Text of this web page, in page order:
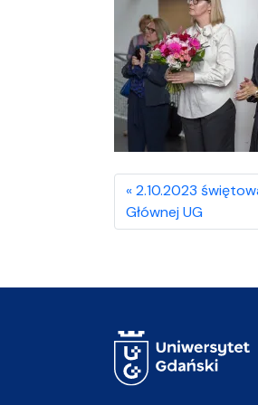
2.10.2023
Głównej UG